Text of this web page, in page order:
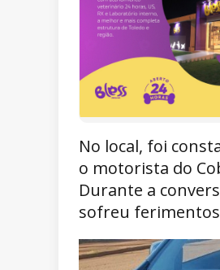
No local, foi
o motorista do
Durante a
sofreu ferimentos